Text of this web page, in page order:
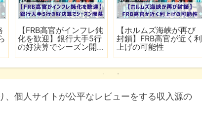
【FRB高官がインフレ鈍
化を歓迎】銀行大手5行
の好決算でシーズン開
【ホルムズ海峡が再び
封鎖】FRB高官が近く利
上げの可能性
個人サイトが公平なレビューをする収入源の